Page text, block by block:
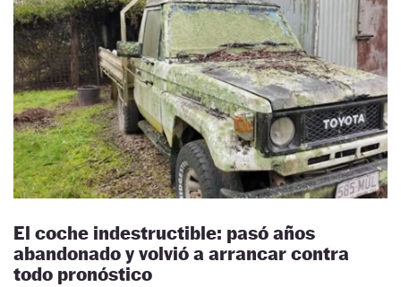
El coche indestructible: pasó años
abandonado y volvió a arrancar contra
todo pronóstico